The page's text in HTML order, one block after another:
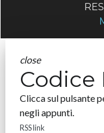
close
Codice
Clicca sul pulsante
negli appunti.
RSS link